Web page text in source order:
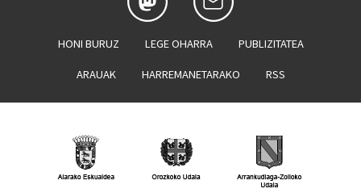
HONI BURUZ LEGE OHARRA PUBLIZITATEA
ARAUAK HARREMANETARAKO RSS